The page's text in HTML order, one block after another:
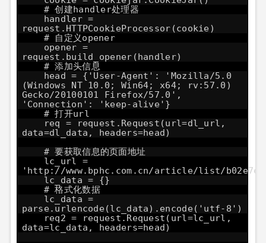
# 创建handler处理器
handler =
request.HTTPCookieProcessor(cookie)
# 自定义opener
opener =
request.build_opener(handler)
# 添加头信息
head = {'User-Agent': 'Mozilla/5.0
(Windows NT 10.0; Win64; x64; rv:57.0)
Gecko/20100101 Firefox/57.0',
'Connection': 'keep-alive'}
# 打开url
req = request.Request(url=dl_url,
data=dl_data, headers=head)
# 要获取信息的页面地址
lc_url =
' http://www.bphc.com.cn/article/list/
lc_data = {}
# 格式化数据
lc_data =
parse.urlencode(lc_data).encode('utf-8')
req2 = request.Request(url=lc_url,
data=lc_data, headers=head)